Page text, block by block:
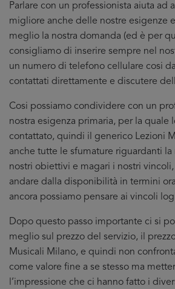
Parlare con un professionista aiuta ad
migliore anche delle nostre esigenze
meglio la nostra domanda (ed è per
consigliamo di inserire sempre nel
un numero di telefono cellulare cosi
contattati direttamente e discutere
Cosi possiamo condividere con un
nostra esigenza primaria, per la quale
contattato, quindi il generico Lezioni
anche tutte le sfumature riguardanti la
nostri obiettivi e magari i nostri
andare dalla disponibilità in termini
ancora possiamo pensare ai vincoli
Dopo questo passo importante ci si
meglio sul prezzo del servizio, il
Musicali Milano, e quindi non
come valore fine a se stesso ma
l’impressione che ci hanno fatto i